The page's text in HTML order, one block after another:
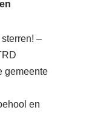
–
gemeente
en